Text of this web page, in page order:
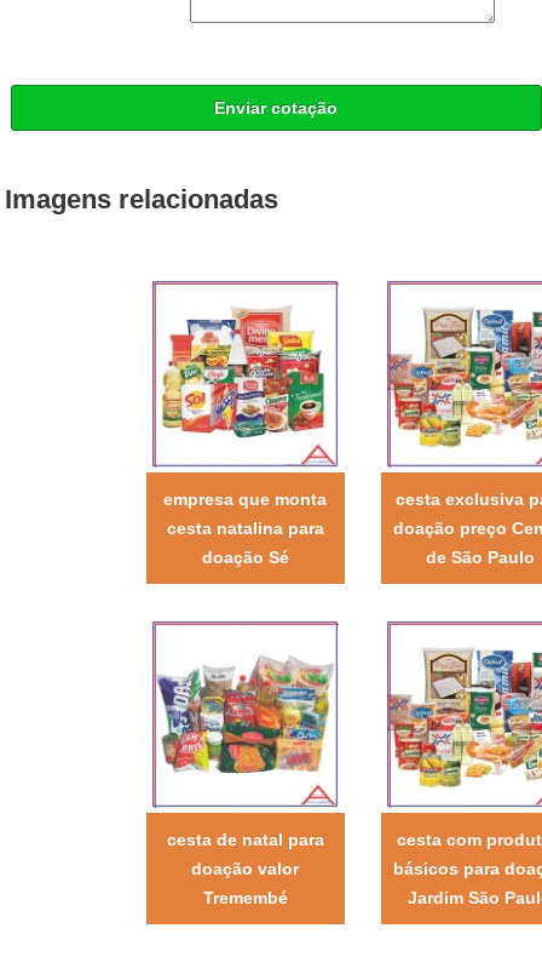
Enviar cotação
Imagens relacionadas
empresa que monta
cesta natalina para
doação Sé
cesta exclusiva
doação preço
de São Paulo
cesta de natal para
doação valor
Tremembé
cesta com
básicos para
Jardim São